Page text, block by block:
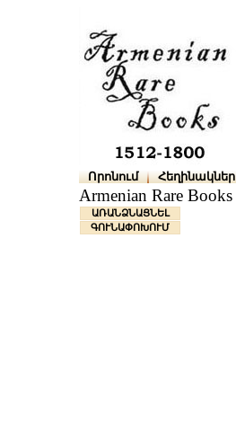
Որոնում Հեղինակներ
Armenian Rare Books
ԱՌԱՆՁՆԱՑՆԵԼ
ԳՈՒՆԱՓՈԽՈՒՄ